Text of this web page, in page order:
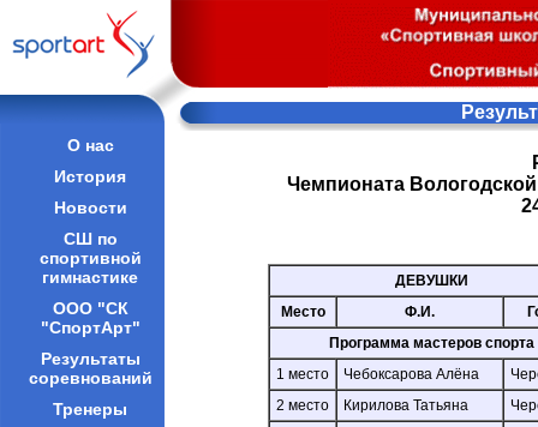
О нас
История
Новости
СШ по
спортивной
гимнастике
ООО "СК
"СпортАрт"
Результаты
соревнований
Тренеры
Чемпионата
ДЕВУШКИ
Место
Ф.И.
Программа мастеров спорта
1 место
Чебоксарова Алёна
2 место
Кирилова Татьяна